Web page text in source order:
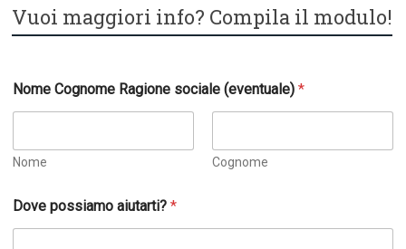
Vuoi maggiori info? Compila il modulo!
Nome Cognome Ragione sociale (eventuale)*
Nome Cognome
Dove possiamo aiutarti?*